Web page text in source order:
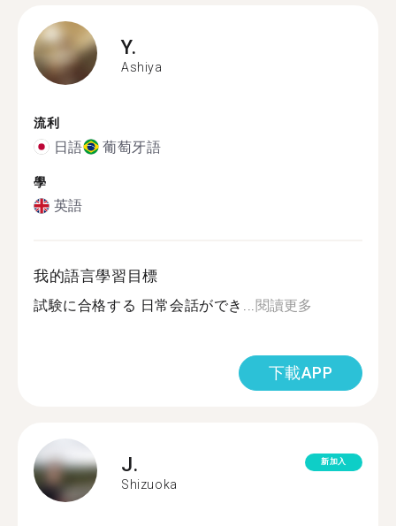
Y.
Ashiya
流利
日語 葡萄牙語
學
英語
我的語言學習目標
試験に合格する 日常会話ができ...閱讀更多
下載APP
J.
Shizuoka
新加入